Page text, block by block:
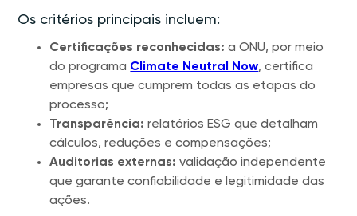
Os critérios principais incluem:
Certificações reconhecidas: a ONU, por meio
do programa Climate Neutral Now, certifica
empresas que cumprem todas as etapas do
processo;
Transparência: relatórios ESG que detalham
cálculos, reduções e compensações;
Auditorias externas: validação independente
que garante confiabilidade e legitimidade das
ações.